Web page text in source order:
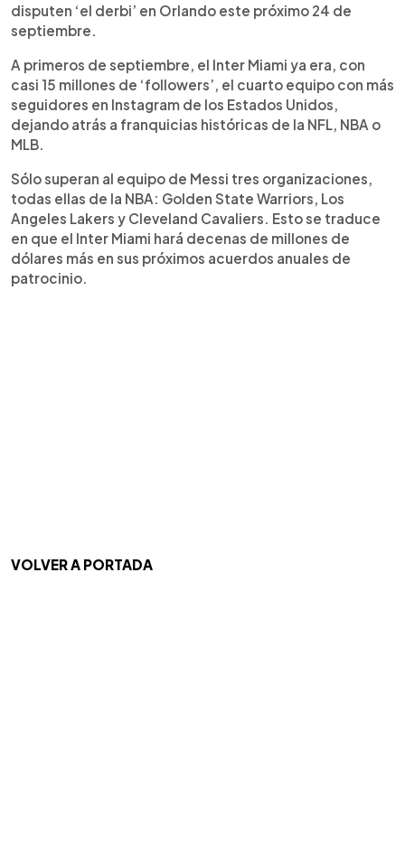
disputen ‘el derbi’ en Orlando este próximo 24 de
septiembre.
A primeros de septiembre, el Inter Miami ya era, con
casi 15 millones de ‘followers’, el cuarto equipo con más
seguidores en Instagram de los Estados Unidos,
dejando atrás a franquicias históricas de la NFL, NBA o
MLB.
Sólo superan al equipo de Messi tres organizaciones,
todas ellas de la NBA: Golden State Warriors, Los
Angeles Lakers y Cleveland Cavaliers. Esto se traduce
en que el Inter Miami hará decenas de millones de
dólares más en sus próximos acuerdos anuales de
patrocinio.
VOLVER A PORTADA